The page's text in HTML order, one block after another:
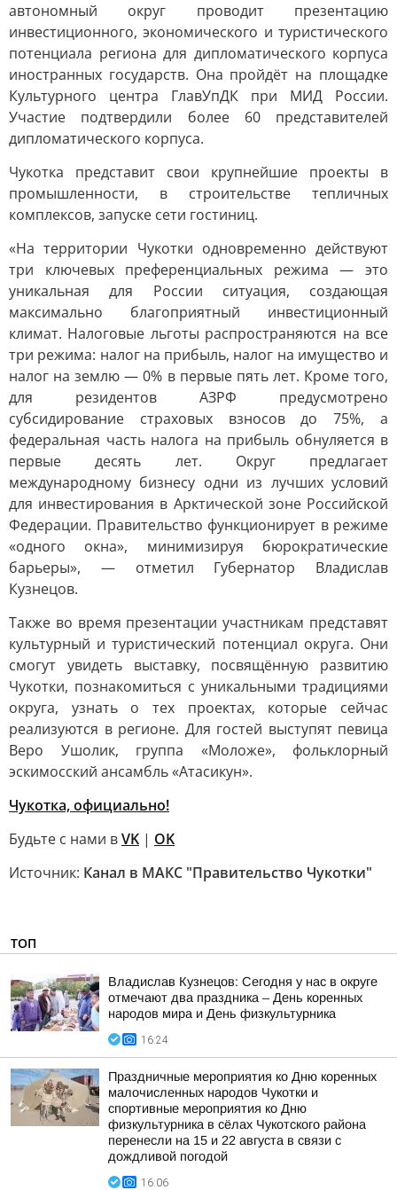
автономный округ проводит презентацию
инвестиционного, экономического и туристического
потенциала региона для дипломатического корпуса
иностранных государств. Она пройдёт на площадке
Культурного центра ГлавУпДК при МИД России.
Участие подтвердили более 60 представителей
дипломатического корпуса.
Чукотка представит свои крупнейшие проекты в
промышленности, в строительстве тепличных
комплексов, запуске сети гостиниц.
«На территории Чукотки одновременно действуют
три ключевых преференциальных режима — это
уникальная для России ситуация, создающая
максимально благоприятный инвестиционный
климат. Налоговые льготы распространяются на все
три режима: налог на прибыль, налог на имущество и
налог на землю — 0% в первые пять лет. Кроме того,
для резидентов АЗРФ предусмотрено
субсидирование страховых взносов до 75%, а
федеральная часть налога на прибыль обнуляется в
первые десять лет. Округ предлагает
международному бизнесу одни из лучших условий
для инвестирования в Арктической зоне Российской
Федерации. Правительство функционирует в режиме
«одного окна», минимизируя бюрократические
барьеры», — отметил Губернатор Владислав
Кузнецов.
Также во время презентации участникам представят
культурный и туристический потенциал округа. Они
смогут увидеть выставку, посвящённую развитию
Чукотки, познакомиться с уникальными традициями
округа, узнать о тех проектах, которые сейчас
реализуются в регионе. Для гостей выступят певица
Веро Ушолик, группа «Моложе», фольклорный
эскимосский ансамбль «Атасикун».
Чукотка, официально!
Будьте с нами вVK | OK
Источник: Канал в МАКС "Правительство Чукотки"
ТОП
Владислав Кузнецов: Сегодня у нас в округе
отмечают два праздника – День коренных
народов мира и День физкультурника
16:24
Праздничные мероприятия ко Дню коренных
малочисленных народов Чукотки и
спортивные мероприятия ко Дню
физкультурника в сёлах Чукотского района
перенесли на 15 и 22 августа в связи с
дождливой погодой
16:06